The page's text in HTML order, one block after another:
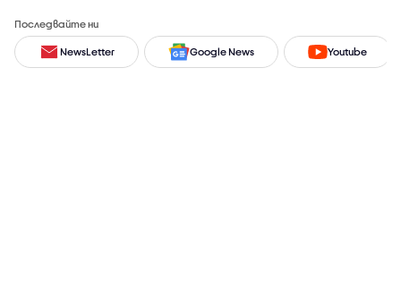
Последвайте ни
NewsLetter Google News Youtube